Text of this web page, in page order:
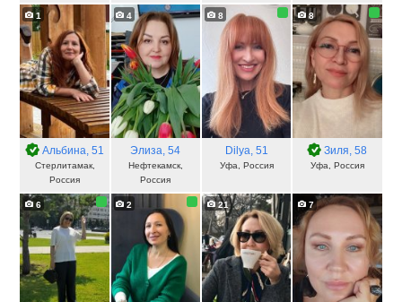
1
Альбина, 51
Стерлитамак,
Россия
4
Элиза, 54
Нефтекамск,
Россия
8
Dilya, 51
Уфа, Россия
8
Зиля, 58
Уфа, Россия
6 2 21 7